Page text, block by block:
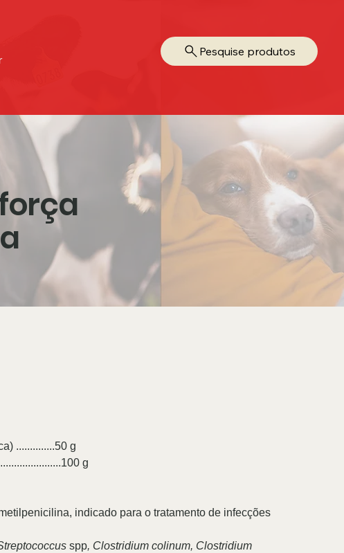
Pesquise produtos
..............50 g
g
indicado para o tratamento de infecções
spp, Clostridium colinum, Clostridium